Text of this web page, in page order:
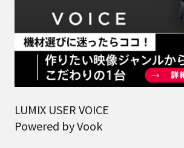
LUMIX USER VOICE
Powered by Vook